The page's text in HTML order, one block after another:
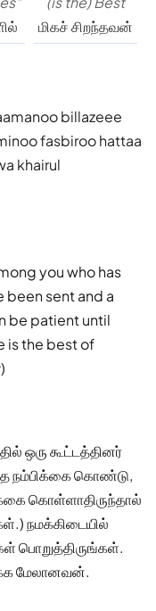
மிகச் சிறந்தவன்
billazeee
fasbiroo hattaa
khairul
you who has
been sent and a
be patient until
is the best of
)
ஒரு கூட்டத்தினர்
நம்பிக்கை கொண்டு,
கொள்ளாதிருந்தால்
நமக்கிடையில்
பொறுத்திருங்கள்.
மேலானவன்.